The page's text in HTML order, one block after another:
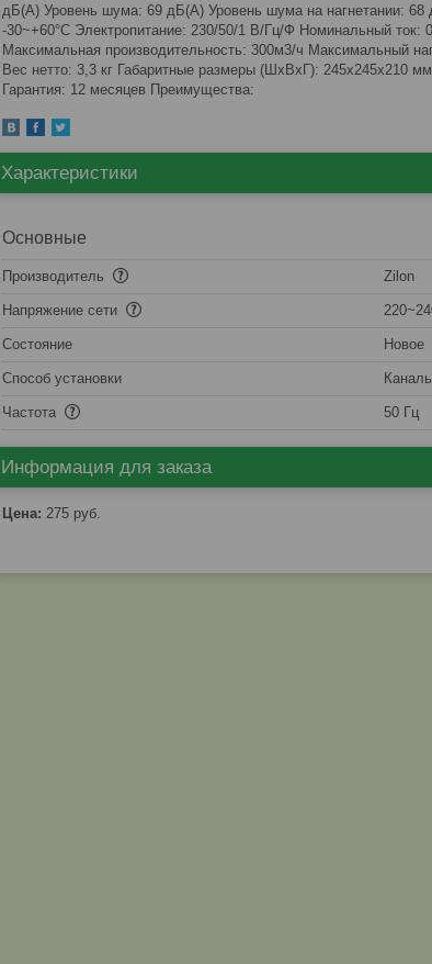
дБ(А) Уровень шума: 69 дБ(А) Уровень шума на нагнетании: 68
-30~+60°C Электропитание: 230/50/1 В/Гц/Ф Номинальный
Максимальная производительность: 300м3/ч Максимальный
Вес нетто: 3,3 кг Габаритные размеры (ШxВxГ): 245x245x210
Гарантия: 12 месяцев Преимущества:
Характеристики
Основные
Производитель Zilon
Напряжение сети
Состояние Новое
Способ установки
Частота 50 Гц
Информация для заказа
Цена: 275 руб.